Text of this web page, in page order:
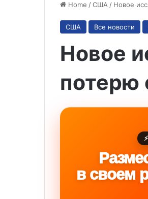
Home /США / Новое
США Все новости
Новое
потерю
в своем